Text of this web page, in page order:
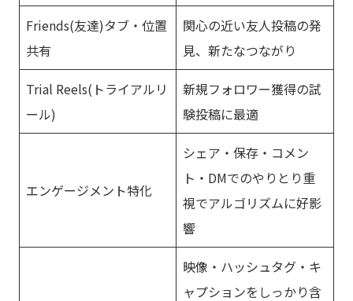
Friends(友達)タブ・位置
共有
関心の近い友人投稿の発
見、新たなつながり
Trial Reels(トライアルリ
ール)
新規フォロワー獲得の試
験投稿に最適
エンゲージメント特化
シェア・保存・コメン
ト・DMでのやりとり重
視でアルゴリズムに好影
響
映像・ハッシュタグ・キ
ャプションをしっかり含